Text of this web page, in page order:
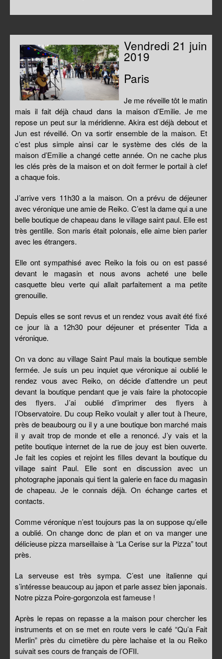
Vendredi 21 juin
2019
Paris
Je me réveille tôt le matin
mais il fait déjà chaud dans la maison d’Emilie. Je me
repose un peut sur la méridienne. Akira est déjà debout et
Jun est réveillé. On va sortir ensemble de la maison. Et
c’est plus simple ainsi car le système des clés de la
maison d’Emilie a changé cette année. On ne cache plus
les clés près de la maison et on doit fermer le portail à clef
a chaque fois.
J’arrive vers 11h30 a la maison. On a prévu de déjeuner
avec véronique une amie de Reiko. C’est la dame qui a une
belle boutique de chapeau dans le village saint paul. Elle est
très gentille. Son maris était polonais, elle aime bien parler
avec les étrangers.
Elle ont sympathisé avec Reiko la fois ou on est passé
devant le magasin et nous avons acheté une belle
casquette bleu verte qui allait parfaitement a ma petite
grenouille.
Depuis elles se sont revus et un rendez vous avait été fixé
ce jour là a 12h30 pour déjeuner et présenter Tida a
véronique.
On va donc au village Saint Paul mais la boutique semble
fermée. Je suis un peu inquiet que véronique ai oublié le
rendez vous avec Reiko, on décide d’attendre un peut
devant la boutique pendant que je vais faire la photocopie
des flyers. J’ai oublié d’imprimer des flyers à
l’Observatoire. Du coup Reiko voulait y aller tout à l’heure,
près de beaubourg ou il y a une boutique bon marché mais
il y avait trop de monde et elle a renoncé. J’y vais et la
petite boutique internet de la rue de jouy est bien ouverte.
Je fait les copies et rejoint les filles devant la boutique du
village saint Paul. Elle sont en discussion avec un
photographe japonais qui tient la galerie en face du magasin
de chapeau. Je le connais déjà. On échange cartes et
contacts.
Comme véronique n’est toujours pas la on suppose qu’elle
a oublié. On change donc de plan et on va manger une
délicieuse pizza marseillaise à “La Cerise sur la Pizza” tout
près.
La serveuse est très sympa. C’est une italienne qui
s’intéresse beaucoup au japon et parle assez bien japonais.
Notre pizza Poire-gorgonzola est fameuse !
Après le repas on repasse a la maison pour chercher les
instruments et on se met en route vers le café “Qu’a Fait
Merlin” près du cimetière du père lachaise et la ou Reiko
suivait ses cours de français de l’OFII.